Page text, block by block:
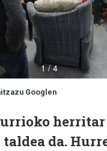
Googlen
herritar
da.